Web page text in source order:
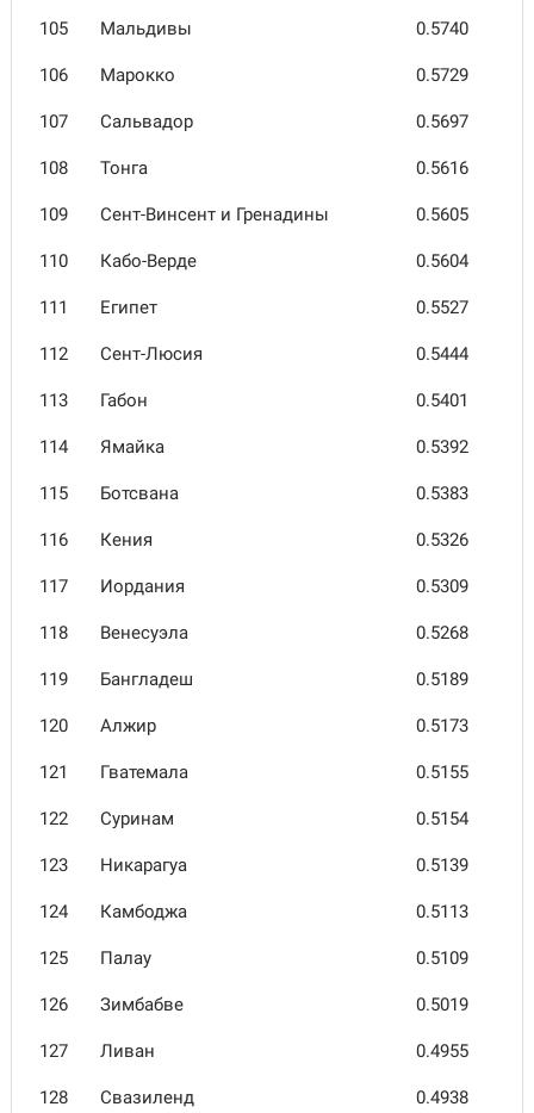
105 Мальдивы 0.5740
106 Марокко 0.5729
107 Сальва­дор 0.5697
108 Тонга 0.5616
109 Сент-Винсент и Гренадины 0.5605
110 Кабо-Верде 0.5604
111 Египет 0.5527
112 Сент-Люсия 0.5444
113 Габон 0.5401
114 Ямайка 0.5392
115 Ботсвана 0.5383
116 Кения 0.5326
117 Иордания 0.5309
118 Вене­суэла 0.5268
119 Бангла­деш 0.5189
120 Алжир 0.5173
121 Гвате­мала 0.5155
122 Суринам 0.5154
123 Никарагуа 0.5139
124 Камбоджа 0.5113
125 Палау 0.5109
126 Зимбабве 0.5019
127 Ливан 0.4955
128 Свази­ленд 0.4938